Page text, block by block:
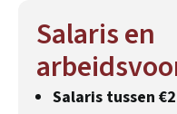
Salaris en
Salaris tussen